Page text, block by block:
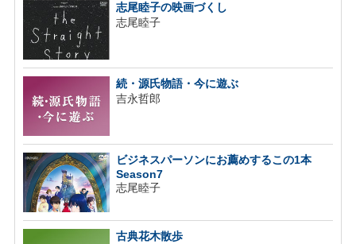
志尾睦子の映画づくし
志尾睦子
続・源氏物語・今に遊ぶ
吉永哲郎
ビジネスパーソンにお薦めするこの1本
Season7
志尾睦子
古典花木散歩